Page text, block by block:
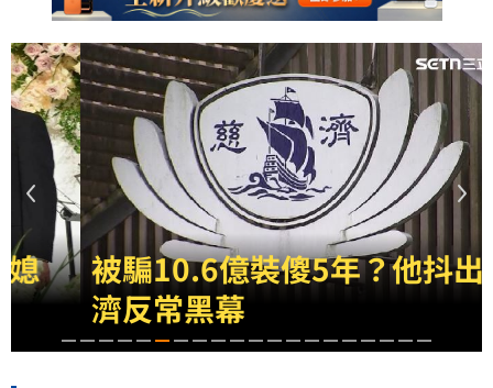
被騙10.6億裝傻5年？他抖出慈
濟反常黑幕